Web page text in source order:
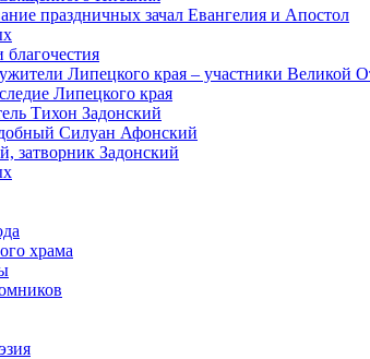
праздничных зачал Евангелия и Апостол
Липецкого края – участники Великой
Липецкого края
Тихон Задонский
Силуан Афонский
затворник Задонский
храма